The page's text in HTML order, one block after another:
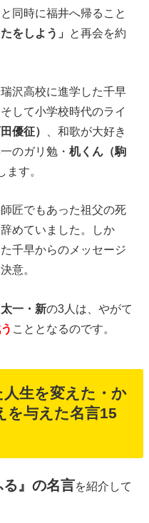
同時に福井へ帰ること
をしよう」
と再会を約
沢高校に進学した千早
して小学校時代のライ
田優征）
、和歌が大好き
一のガリ勉・机くん（駒
ます。
匠でもあった祖父の死
めていました。しか
千早からのメッセージ
意。
一・新の3人は、やがて
こととなるのです。
生を変えた・か
を与えた名言15
る』の名言を紹介して